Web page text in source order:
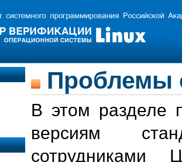
Проблемы
В этом разделе
версиям